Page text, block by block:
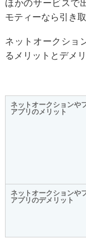
ほかのサービスで
モティーなら引き
ネットオークショ
るメリットとデメ
ネットオークションや
アプリのメリット
ネットオークションや
アプリのデメリット